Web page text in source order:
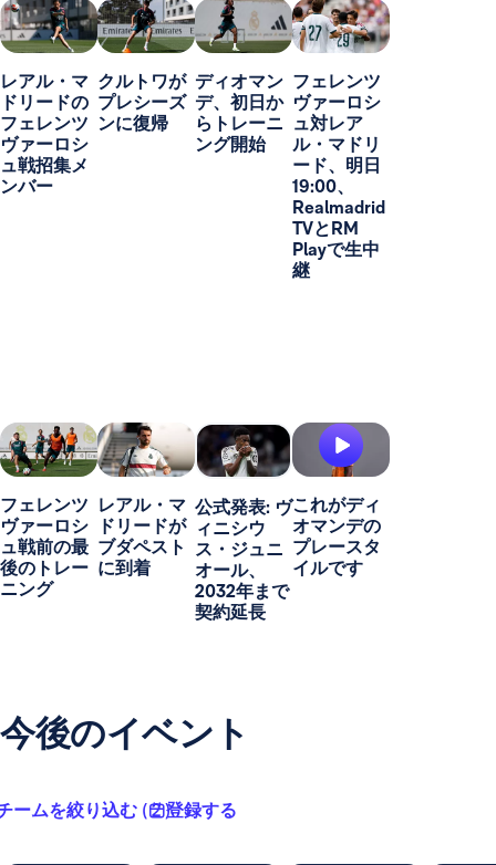
レアル・マ
ドリードの
フェレンツ
ヴァーロシ
ュ戦招集メ
ンバー
クルトワが
プレシーズ
ンに復帰
ディオマン
デ、初日か
らトレーニ
ング開始
フェレンツ
ヴァーロシ
ュ対レア
ル・マドリ
ード、明日
19:00、
Realmadrid
TVとRM
Playで生中
継
フェレンツ
ヴァーロシ
ュ戦前の最
後のトレー
ニング
レアル・マ
ドリードが
ブダペスト
に到着
公式発表: ヴ
ィニシウ
ス・ジュニ
オール、
2032年まで
契約延長
これがディ
オマンデの
プレースタ
イルです
今後のイベント
ームを絞り込む ( 2 )登録する